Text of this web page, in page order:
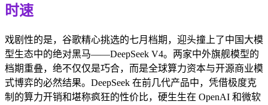
时速
戏剧性的是，谷歌精心挑选的七月档期，迎头撞上了中国大模
型生态中的绝对黑马——DeepSeek V4。两家中外旗舰模型的
档期重叠，绝不仅仅是巧合，而是全球算力资本与开源商业模
式博弈的必然结果。DeepSeek 在前几代产品中，凭借极度克
制的算力开销和堪称疯狂的性价比，硬生生在 OpenAI 和微软